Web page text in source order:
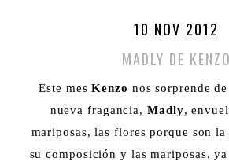
10 NOV 2012
MADLY DE KENZO
Este mesKenzo nos sorprende
nueva fragancia, Madly,
mariposas, las flores porque son la
su composición y las mariposas,